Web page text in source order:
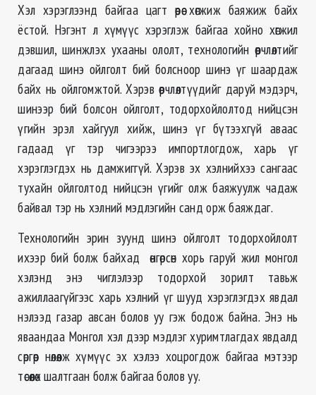
Хэл хэрэглээнд байгаа цагт өөрөө хөгжиж баяжиж байх
ёстой. Нэгэнт л хүмүүс хэрэглэж байгаа хойно хөгжил
дэвшил, шинжлэх ухааны ололт, технологийн өөрчлөлтийг
дагаад шинэ ойлголт бий болсноор шинэ үг шаардаж
байх нь ойлгомжтой. Хэрэв өөрчлөлтүүдийг даруй мэдэрч,
шинээр бий болсон ойлголт, тодорхойлолтод нийцсэн
үгийн эрэл хайгуул хийж, шинэ үг бүтээхгүй аваас
гадаад үг тэр чигээрээ импортлогдож, харь үг
хэрэглэгдэх нь дамжиггүй. Хэрэв эх хэлнийхээ сангаас
тухайн ойлголтод нийцсэн үгийг олж баяжуулж чадаж
байвал тэр нь хэлний мэдлэгийн санд орж баяждаг.
Технологийн эрин зуунд шинэ ойлголт тодорхойлолт
ихээр бий болж байхад өнгөрсөн хорь гаруй жил монгол
хэлэнд энэ чиглэлээр тодорхой зорилт тавьж
ажиллаагүйгээс харь хэлний үг шууд хэрэглэгдэх явдал
нэлээд газар авсан болов уу гэж бодож байна. Энэ нь
яваандаа Монгол хэл дээр мэдлэг хуримтлагдах явдалд
сөргөөр нөлөөлж хүмүүс эх хэлээ хоцрогдож байгаа мэтээр
төсөөлөх шалтгаан болж байгаа болов уу.